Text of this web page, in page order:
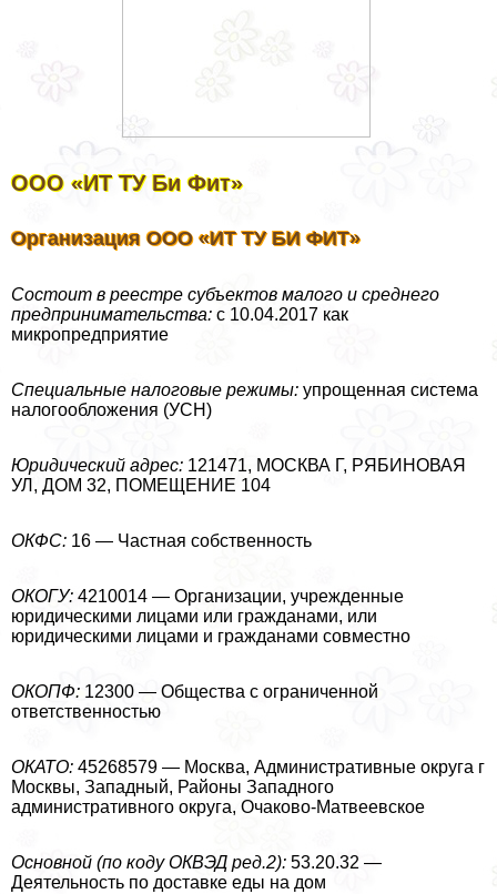
ООО «ИТ ТУ Би Фит»
Организация ООО «ИТ ТУ БИ ФИТ»
Состоит в реестре субъектов малого и среднего
предпринимательства: с 10.04.2017 как
микропредприятие
Специальные налоговые режимы: упрощенная система
налогообложения (УСН)
Юридический адрес: 121471, МОСКВА Г, РЯБИНОВАЯ
УЛ, ДОМ 32, ПОМЕЩЕНИЕ 104
ОКФС: 16 — Частная собственность
ОКОГУ: 4210014 — Организации, учрежденные
юридическими лицами или гражданами, или
юридическими лицами и гражданами совместно
ОКОПФ: 12300 — Общества с ограниченной
ответственностью
ОКАТО: 45268579 — Москва, Административные округа г
Москвы, Западный, Районы Западного
административного округа, Очаково-Матвеевское
Основной (по коду ОКВЭД ред.2): 53.20.32 —
Деятельность по доставке еды на дом